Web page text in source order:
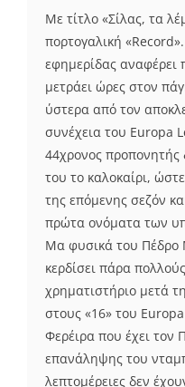
Με τίτλο «Σίλας, τα
πορτογαλική
εφημερίδας
μετράει ώρες στον
ύστερα από τον
συνέχεια του Europa
44χρονος προπονητής
του το καλοκαίρι,
της επόμενης σεζόν
πρώτα ονόματα των
Μα φυσικά του Πέδρο
κερδίσει πάρα
χρηματιστήριο μετά
στους «16» του
Φερέιρα που έχει
επανάληψης του
λεπτομέρειες δεν